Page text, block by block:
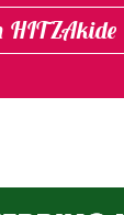
HITZAkide